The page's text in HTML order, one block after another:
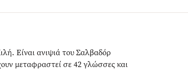
Είναι ανιψιά του Σαλβαδόρ
μεταφραστεί σε 42 γλώσσες και